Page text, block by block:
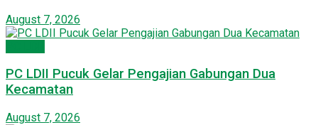
August 7, 2026
PC LDII Pucuk Gelar Pengajian Gabungan Dua
Kecamatan
August 7, 2026